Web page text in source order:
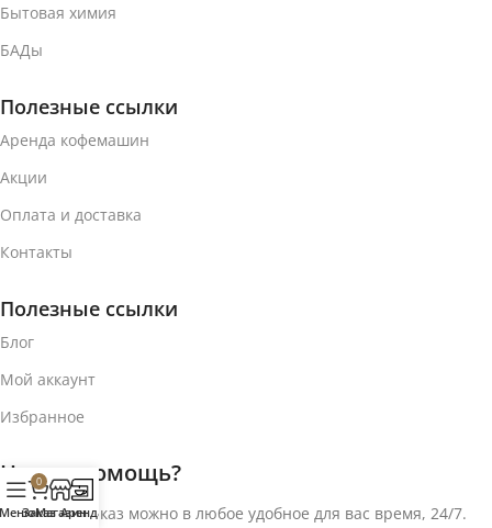
Бытовая химия
БАДы
Полезные ссылки
Аренда кофемашин
Акции
Оплата и доставка
Контакты
Полезные ссылки
Блог
Мой аккаунт
Избранное
Нужна помощь?
Оформить заказ можно в любое удобное для вас время, 24/7.
Меню
0
Заказ
Магазин
Аренда